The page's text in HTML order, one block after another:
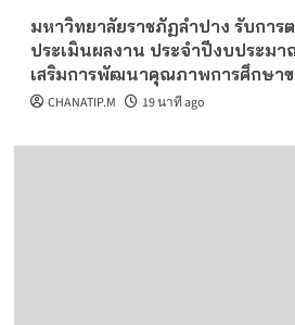
มหาวิทยาลัยราชภัฏลำปาง รับการ
ประเมินผลงาน ประจำปีงบประม
เสริมการพัฒนาคุณภาพการศึกษา
CHANATIP.M 19 นาที ago